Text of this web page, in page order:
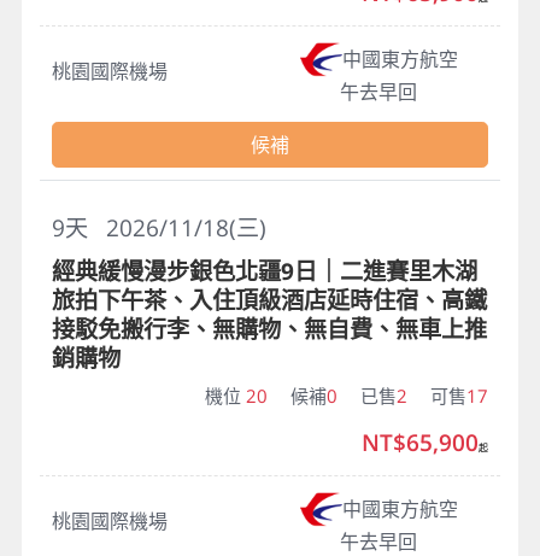
桃園國際機場
中國東方航空
午去早回
候補
2026/11/18(三)
9天
經典緩慢漫步銀色北疆9日｜二進賽里木湖
旅拍下午茶、入住頂級酒店延時住宿、高鐵
接駁免搬行李、無購物、無自費、無車上推
銷購物
機位 20 候補0 已售2 可售17
桃園國際機場
中國東方航空
午去早回
NT$65,900起